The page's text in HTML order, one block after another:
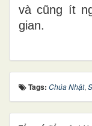
và cũng ít
gian.
Tags: Chúa Nhật,